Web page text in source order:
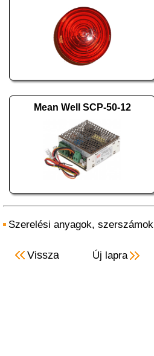
Mean Well SCP-50-12
Szerelési anyagok, szerszámok
Vissza Új lapra